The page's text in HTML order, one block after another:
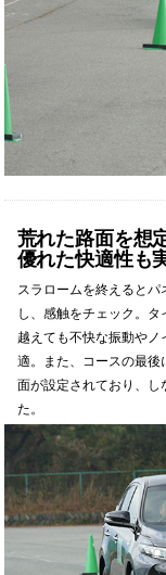
荒れた路面を想
優れた快適性も
スラロームを終えると
し、感触をチェック。
越えても不快な振動や
適。また、コースの最後
面が設定されており、し
た。